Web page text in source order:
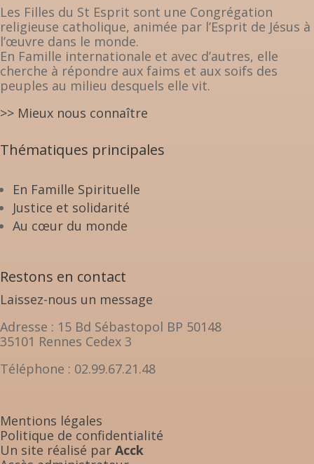
Les Filles du St Esprit sont une Congrégation
religieuse catholique, animée par l’Esprit de Jésus à
l’œuvre dans le monde.
En Famille internationale et avec d’autres, elle
cherche à répondre aux faims et aux soifs des
peuples au milieu desquels elle vit.
>> Mieux nous connaître
Thématiques principales
En Famille Spirituelle
Justice et solidarité
Au cœur du monde
Restons en contact
Laissez-nous un message
Adresse : 15 Bd Sébastopol BP 50148
35101 Rennes Cedex 3
Téléphone : 02.99.67.21.48
Mentions légales
Politique de confidentialité
Un site réalisé par Acck